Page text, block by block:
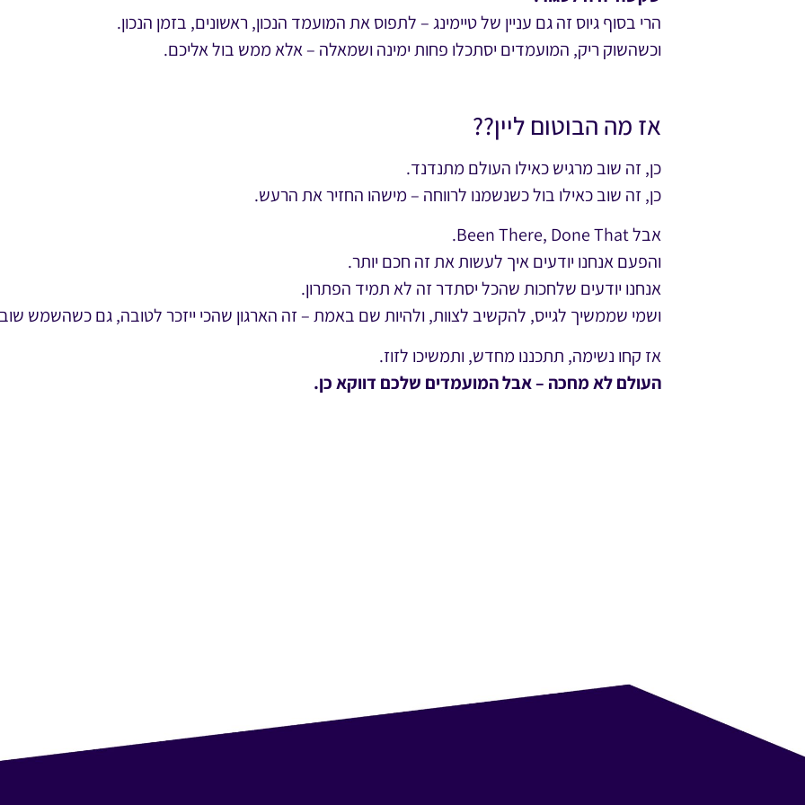
הרי בסוף גיוס זה גם עניין של טיימינג – לתפוס את המועמד הנכון, ראשונים, בזמן הנכון.
וכשהשוק ריק, המועמדים יסתכלו פחות ימינה ושמאלה – אלא ממש בול אליכם.
אז מה הבוטום ליין??
כן, זה שוב מרגיש כאילו העולם מתנדנד.
כן, זה שוב כאילו בול כשנשמנו לרווחה – מישהו החזיר את הרעש.
אבל Been There, Done That.
והפעם אנחנו יודעים איך לעשות את זה חכם יותר.
אנחנו יודעים שלחכות שהכל יסתדר זה לא תמיד הפתרון.
ושמי שממשיך לגייס, להקשיב לצוות, ולהיות שם באמת – זה הארגון שהכי ייזכר לטובה, גם כשהשמש
אז קחו נשימה, תתכננו מחדש, ותמשיכו לזוז.
העולם לא מחכה – אבל המועמדים שלכם דווקא כן.